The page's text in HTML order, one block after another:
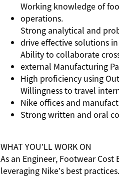
Working knowledge of
operations.
Strong analytical and
drive effective solutions
Ability to collaborate
external Manufacturing
High proficiency using
Willingness to travel
Nike offices and
Strong written and oral
WHAT YOU’LL WORK ON
As an Engineer, Footwear
leveraging Nike’s best